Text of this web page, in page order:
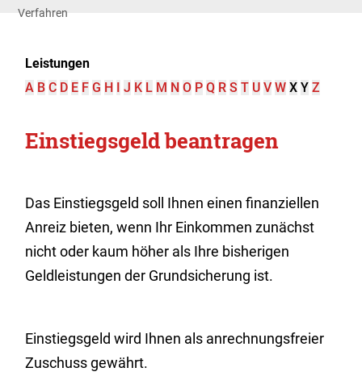
Verfahren
Leistungen
A B C D E F G H I J K L M N O P Q R S T U V W X Y Z
Einstiegsgeld beantragen
Das Einstiegsgeld soll Ihnen einen finanziellen
Anreiz bieten, wenn Ihr Einkommen zunächst
nicht oder kaum höher als Ihre bisherigen
Geldleistungen der Grundsicherung ist.
Einstiegsgeld wird Ihnen als anrechnungsfreier
Zuschuss gewährt.